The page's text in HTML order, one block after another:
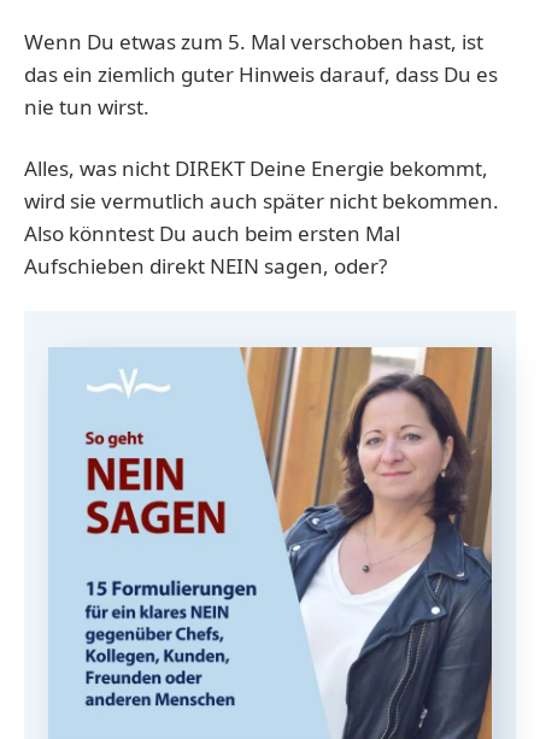
Wenn Du etwas zum 5. Mal verschoben hast, ist
das ein ziemlich guter Hinweis darauf, dass Du es
nie tun wirst.
Alles, was nicht DIREKT Deine Energie bekommt,
wird sie vermutlich auch später nicht bekommen.
Also könntest Du auch beim ersten Mal
Aufschieben direkt NEIN sagen, oder?